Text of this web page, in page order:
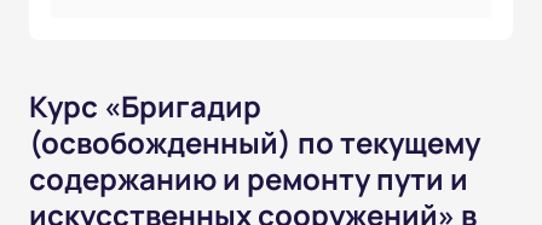
Курс «Бригадир
(освобожденный) по текущему
содержанию и ремонту пути и
искусственных сооружений» в